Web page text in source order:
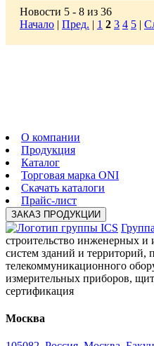
Новости 5 - 8 из 36
Начало | Пред. | 1 2 3 4 5 |
О компании
Продукция
Каталог
Торговая марка ONI
Скачать каталоги
Прайс-лист
ЗАКАЗ ПРОДУКЦИИ
строительство инженерных
систем зданий и территорий,
телекоммуникационного
измерительных приборов,
сертификация
Москва